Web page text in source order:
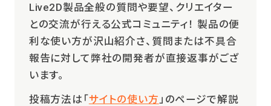
Live2D製品全般の質問や要望、クリエイター
との交流が行える公式コミュニティ！ 製品の便
利な使い方が沢山紹介さ、質問または不具合
報告に対して弊社の開発者が直接返事がござ
います。
投稿方法は「サイトの使い方 」のページで解説